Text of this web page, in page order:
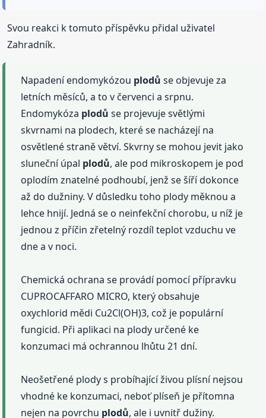
Svou reakci k tomuto příspěvku přidal uživatel
Zahradník.
Napadení endomykózou plodů se objevuje za
letních měsíců, a to v červenci a srpnu.
Endomykóza plodů se projevuje světlými
skvrnami na plodech, které se nacházejí na
osvětlené straně větví. Skvrny se mohou jevit jako
sluneční úpal plodů, ale pod mikroskopem je pod
oplodím znatelné podhoubí, jenž se šíří dokonce
až do dužniny. V důsledku toho plody měknou a
lehce hnijí. Jedná se o neinfekční chorobu, u níž je
jednou z příčin zřetelný rozdíl teplot vzduchu ve
dne a v noci.
Chemická ochrana se provádí pomocí přípravku
CUPROCAFFARO MICRO, který obsahuje
oxychlorid mědi Cu2Cl(OH)3, což je populární
fungicid. Při aplikaci na plody určené ke
konzumaci má ochrannou lhůtu 21 dní.
Neošetřené plody s probíhající živou plísní nejsou
vhodné ke konzumaci, neboť plíseň je přítomna
nejen na povrchu plodů, ale i uvnitř dužiny.